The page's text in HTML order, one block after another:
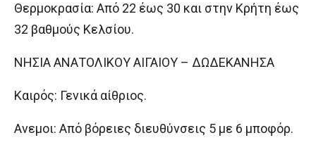
Θερμοκρασία: Από 22 έως 30 και στην Κρήτη έως
32 βαθμούς Κελσίου.
ΝΗΣΙΑ ΑΝΑΤΟΛΙΚΟΥ ΑΙΓΑΙΟΥ – ΔΩΔΕΚΑΝΗΣΑ
Καιρός: Γενικά αίθριος.
Ανεμοι: Από βόρειες διευθύνσεις 5 με 6 μποφόρ.